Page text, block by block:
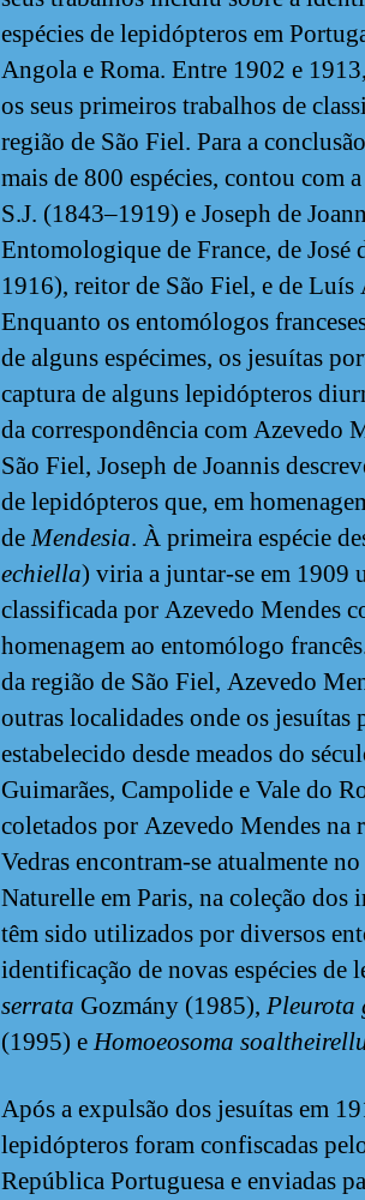
espécies de lepidópteros em
Angola e Roma. Entre 1902 e
os seus primeiros trabalhos de
região de São Fiel. Para a
mais de 800 espécies, contou com
S.J. (1843–1919) e Joseph de
Entomologique de France, de José
1916), reitor de São Fiel, e de
Enquanto os entomólogos
de alguns espécimes, os jesuítas
captura de alguns lepidópteros
da correspondência com Azevedo
São Fiel, Joseph de Joannis
de lepidópteros que, em
deMendesia. À primeira espécie
echiella) viria a juntar-se em 1909
classificada por Azevedo Mendes
homenagem ao entomólogo
da região de São Fiel, Azevedo
outras localidades onde os jesuítas
estabelecido desde meados do
Guimarães, Campolide e Vale do
coletados por Azevedo Mendes na
Vedras encontram-se atualmente
Naturelle em Paris, na coleção dos
têm sido utilizados por diversos
identificação de novas espécies de
serrata Gozmány (1985), Pleurota
(1995) eHomoeosoma
Após a expulsão dos jesuítas em
lepidópteros foram confiscadas
República Portuguesa e enviadas